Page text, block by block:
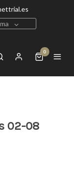
0
02-08